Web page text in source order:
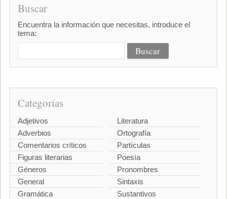
Buscar
Encuentra la información que necesitas, introduce el
tema:
Categorías
Adjetivos
Adverbios
Comentarios críticos
Figuras literarias
Géneros
General
Gramática
Literatura
Ortografía
Partículas
Poesía
Pronombres
Sintaxis
Sustantivos